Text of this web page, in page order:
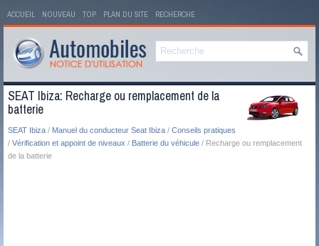
ACCUEIL NOUVEAU TOP PLAN DU SITE RECHERCHE
SEAT Ibiza: Recharge ou remplacement de la
batterie
SEAT Ibiza / Manuel du conducteur Seat Ibiza / Conseils pratiques
/ Vérification et appoint de niveaux / Batterie du véhicule / Recharge ou remplacement
de la batterie